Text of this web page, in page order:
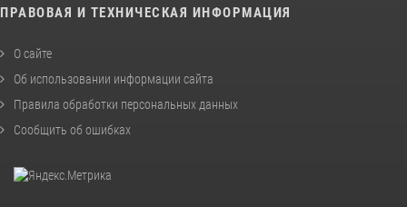
ПРАВОВАЯ И ТЕХНИЧЕСКАЯ ИНФОРМАЦИЯ
О сайте
Об использовании информации сайта
Правила обработки персональных данных
Сообщить об ошибках